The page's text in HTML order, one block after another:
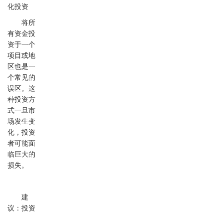
化投资
将所
有资金投
资于一个
项目或地
区也是一
个常见的
误区。这
种投资方
式一旦市
场发生变
化，投资
者可能面
临巨大的
损失。
建
议：投资